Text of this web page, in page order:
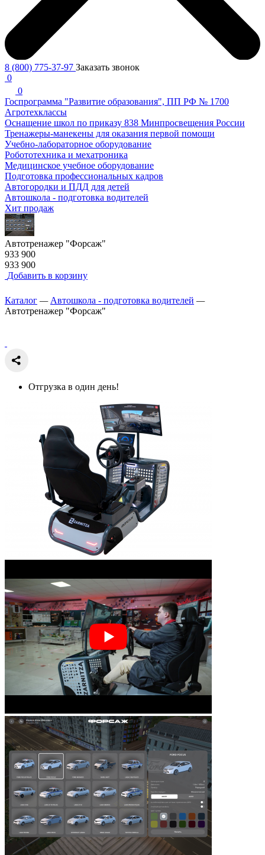
8 (800) 775-37-97 Заказать звонок
0
0
Госпрограмма "Развитие образования", ПП РФ № 1700
Агротехклассы
Оснащение школ по приказу 838 Минпросвещения России
Тренажеры-манекены для оказания первой помощи
Учебно-лабораторное оборудование
Робототехника и мехатроника
Медицинское учебное оборудование
Подготовка профессиональных кадров
Автогородки и ПДД для детей
Автошкола - подготовка водителей
Хит продаж
Автотренажер "Форсаж"
933 900
933 900
Добавить в корзину
Каталог — Автошкола - подготовка водителей —
Автотренажер "Форсаж"
Отгрузка в один день!